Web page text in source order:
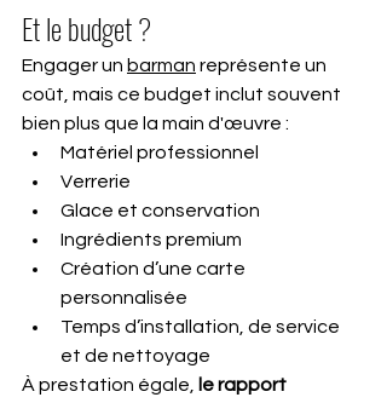
Et le budget ?
Engager un barman représente un
coût, mais ce budget inclut souvent
bien plus que la main d'œuvre :
Matériel professionnel
Verrerie
Glace et conservation
Ingrédients premium
Création d’une carte
personnalisée
Temps d’installation, de service
et de nettoyage
À prestation égale,
le rapport